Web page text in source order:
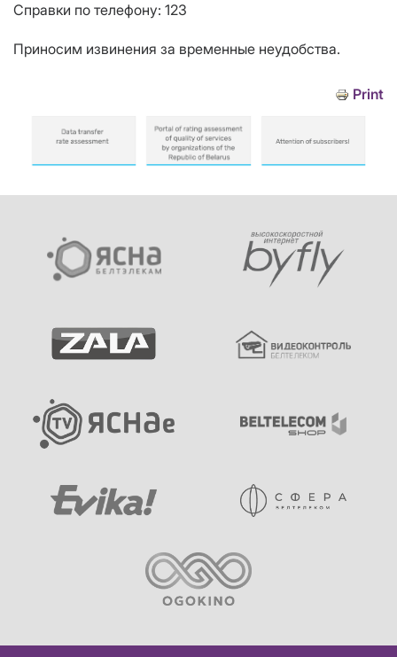
Справки по телефону: 123
Приносим извинения за временные неудобства.
Print